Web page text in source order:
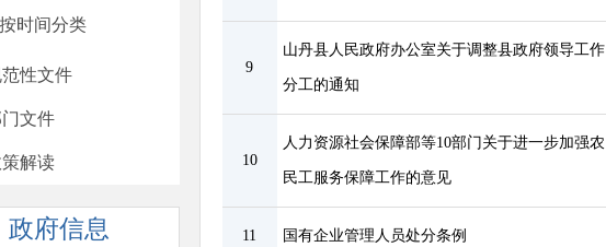
按时间分类
性文件
文件
解读
政府信息
9
山丹县人民政府办公室关于调整县政府领导工作
分工的通知
10
人力资源社会保障部等10部门关于进一步加强农
民工服务保障工作的意见
11 国有企业管理人员处分条例